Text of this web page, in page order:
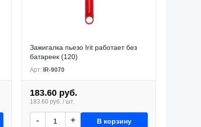
Зажигалка пьезо Irit работает без
батареек (120)
Арт: IR-9070
183.60 руб.
183.60 руб. / шт.
- + В корзину